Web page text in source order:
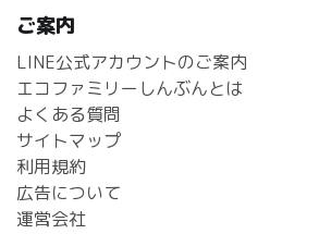
ご案内
LINE公式アカウントのご案内
エコファミリーしんぶんとは
よくある質問
サイトマップ
利用規約
広告について
運営会社